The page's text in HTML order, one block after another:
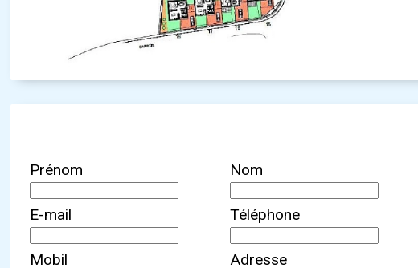
Prénom Nom
E-mail Téléphone
Mobil Adresse